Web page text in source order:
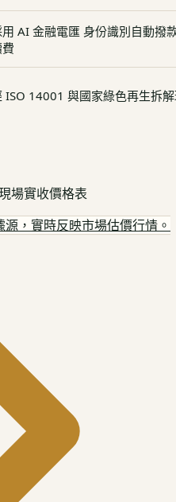
AI 金融電匯 身份識別自動撥
ISO 14001 與國家綠色再生拆
場實收價格表
，實時反映市場估價行情。